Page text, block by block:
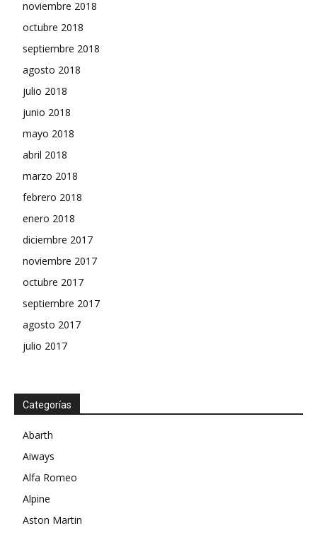
noviembre 2018
octubre 2018
septiembre 2018
agosto 2018
julio 2018
junio 2018
mayo 2018
abril 2018
marzo 2018
febrero 2018
enero 2018
diciembre 2017
noviembre 2017
octubre 2017
septiembre 2017
agosto 2017
julio 2017
Categorías
Abarth
Aiways
Alfa Romeo
Alpine
Aston Martin